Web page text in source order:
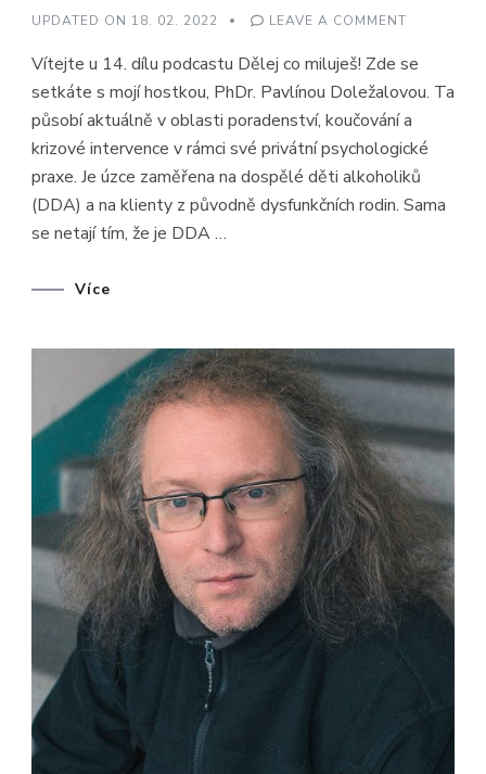
UPDATED ON 18. 02. 2022 LEAVE A COMMENT
MILUJEŠ
–
DĚTI
(DDA)
–
PAVLÍNA
Vítejte u 14. dílu podcastu Dělej co miluješ! Zde se
setkáte s mojí hostkou, PhDr. Pavlínou Doležalovou. Ta
působí aktuálně v oblasti poradenství, koučování a
krizové intervence v rámci své privátní psychologické
praxe. Je úzce zaměřena na dospělé děti alkoholiků
(DDA) a na klienty z původně dysfunkčních rodin. Sama
se netají tím, že je DDA …
Více